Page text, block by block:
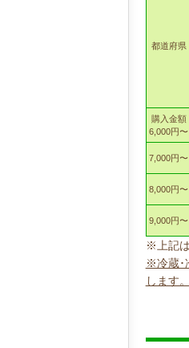
都道府県
購入金額
6,000円〜
7,000円〜
8,000円〜
9,000円〜
※上記
※冷蔵･
します。